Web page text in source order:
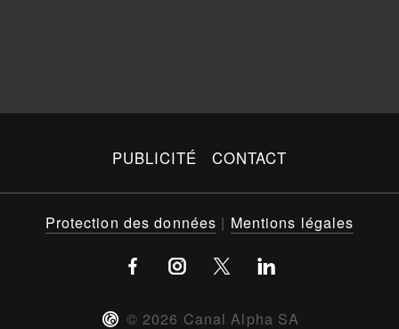
PUBLICITÉ CONTACT
© 2026 Canal Alpha SA
Protection des données | Mentions légales